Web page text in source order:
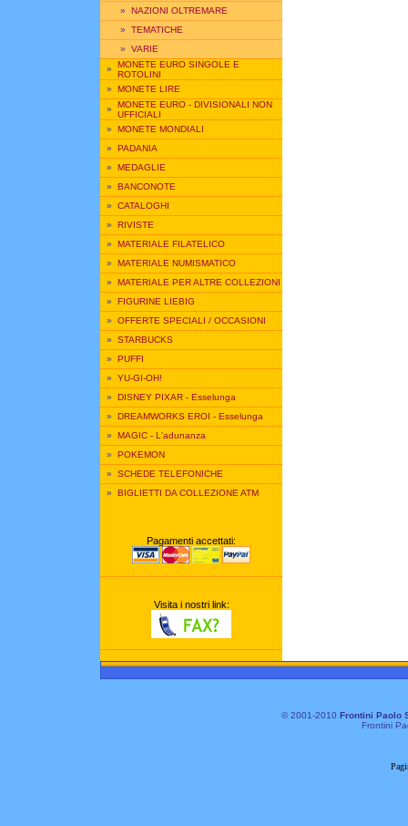
» NAZIONI OLTREMARE
» TEMATICHE
» VARIE
» MONETE EURO SINGOLE E
ROTOLINI
» MONETE LIRE
» MONETE EURO - DIVISIONALI NON
UFFICIALI
» MONETE MONDIALI
» PADANIA
» MEDAGLIE
» BANCONOTE
» CATALOGHI
» RIVISTE
» MATERIALE FILATELICO
» MATERIALE NUMISMATICO
» MATERIALE PER ALTRE COLLEZIONI
» FIGURINE LIEBIG
» OFFERTE SPECIALI / OCCASIONI
» STARBUCKS
» PUFFI
» YU-GI-OH!
» DISNEY PIXAR - Esselunga
» DREAMWORKS EROI - Esselunga
» MAGIC - L'adunanza
» POKEMON
» SCHEDE TELEFONICHE
» BIGLIETTI DA COLLEZIONE ATM
Pagamenti accettati:
Visita i nostri link:
© 2001-2010 Frontini Paolo
Frontini